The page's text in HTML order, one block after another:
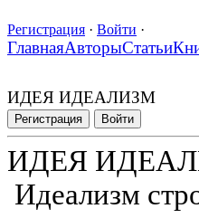
Регистрация · Войти ·
ГлавнаяАвторыСтатьи
ИДЕЯ ИДЕАЛИЗМ
Регистрация Войти
ИДЕЯ
Идеализм